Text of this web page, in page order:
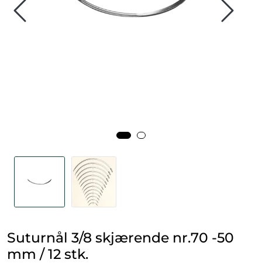
Suturnål 3/8 skjærende nr.70 -50
mm / 12 stk.
Produksjonsdyr
Gammalt nytt